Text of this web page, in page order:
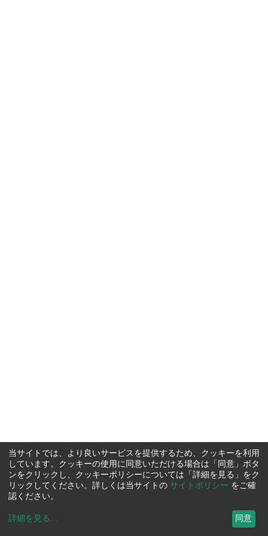
当サイトでは、より良いサービスを提供するため、クッキーを利用
しています。クッキーの使用に同意いただける場合は「同意」ボタ
ンをクリックし、クッキーポリシーについては「詳細を見る」をク
リックしてください。詳しくは当サイトの サイトポリシー をご確
認ください。
詳細を見る ... 同意